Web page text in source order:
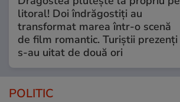
litoral! Doi îndrăgostiți au
transformat marea într-o scenă
de film romantic. Turiștii prezenți
s-au uitat de două ori
POLITIC